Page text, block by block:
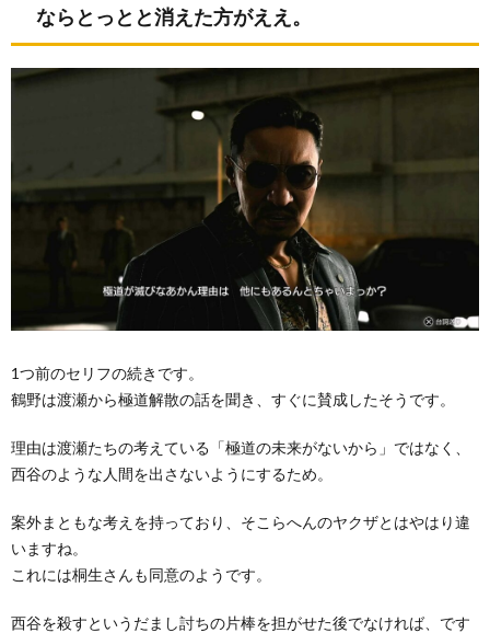
ならとっとと消えた方がええ。
1つ前のセリフの続きです。
鶴野は渡瀬から極道解散の話を聞き、すぐに賛成したそうです。
理由は渡瀬たちの考えている「極道の未来がないから」ではなく、
西谷のような人間を出さないようにするため。
案外まともな考えを持っており、そこらへんのヤクザとはやはり違
いますね。
これには桐生さんも同意のようです。
西谷を殺すというだまし討ちの片棒を担がせた後でなければ、です